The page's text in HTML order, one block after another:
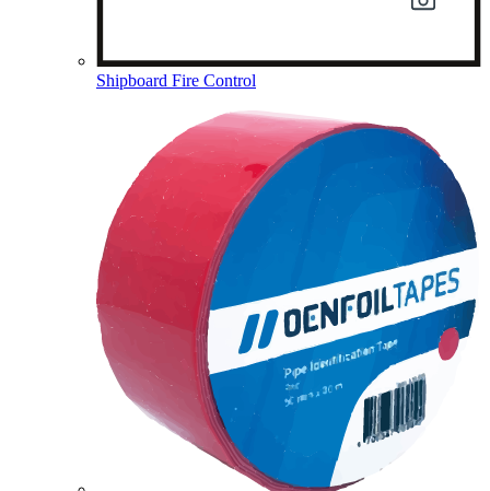
Shipboard Fire Control